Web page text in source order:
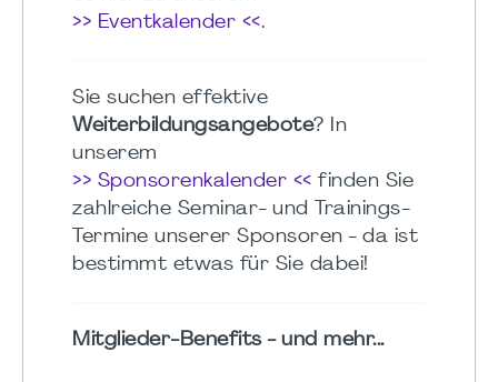
>> Eventkalender <<.
Sie suchen effektive
Weiterbildungsangebote? In
unserem
>> Sponsorenkalender << finden Sie
zahlreiche Seminar- und Trainings-
Termine unserer Sponsoren - da ist
bestimmt etwas für Sie dabei!
Mitglieder-Benefits - und mehr...